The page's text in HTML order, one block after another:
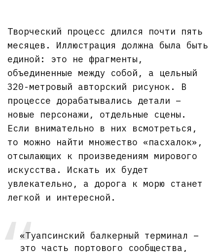
Творческий процесс длился почти пять
месяцев. Иллюстрация должна была быть
единой: это не фрагменты,
объединенные между собой, а цельный
320-метровый авторский рисунок. В
процессе дорабатывались детали –
новые персонажи, отдельные сцены.
Если внимательно в них всмотреться,
то можно найти множество «пасхалок»,
отсылающих к произведениям мирового
искусства. Искать их будет
увлекательно, а дорога к морю станет
легкой и интересной.
«Туапсинский балкерный терминал –
это часть портового сообщества,